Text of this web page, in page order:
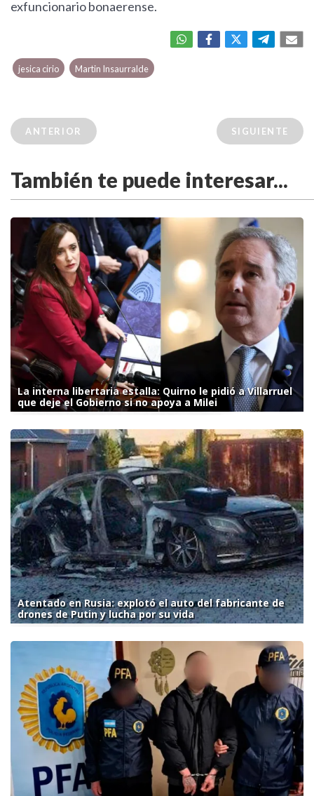
exfuncionario bonaerense.
jesica cirio Martin Insaurralde
ANTERIOR SIGUIENTE
También te puede interesar...
La interna libertaria estalla: Quirno le pidió a Villarruel
que deje el Gobierno si no apoya a Milei
Atentado en Rusia: explotó el auto del fabricante de
drones de Putin y lucha por su vida